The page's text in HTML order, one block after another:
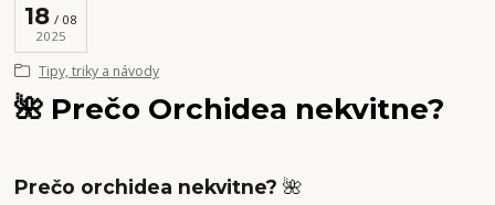
18
08
2025
Tipy, triky a návody
🌺 Prečo Orchidea nekvitne?
Prečo orchidea nekvitne? 🌺